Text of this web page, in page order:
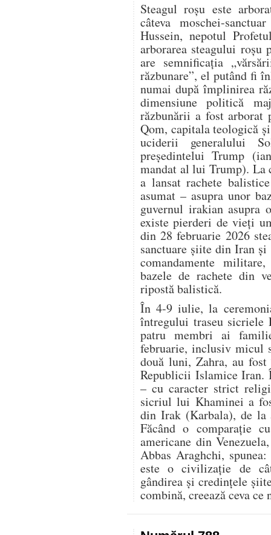
Steagul roșu este
câteva moschei-
Hussein, nepotul
arborarea steagului roșu
are semnificația
răzbunare”, el putând fi
numai după împlinirea
dimensiune politică
răzbunării a fost arborat
Qom, capitala teologică
uciderii generalului
președintelui Trump
mandat al lui Trump). La
a lansat rachete
asumat – asupra unor
guvernul irakian asupra
existe pierderi de vieți
din 28 februarie 2026
sanctuare șiite din Iran
comandamente
bazele de rachete din
ripostă balistică.
În 4-9 iulie, la
întregului traseu
patru membri ai
februarie, inclusiv micul
două luni, Zahra, au
Republicii Islamice Iran.
– cu caracter strict
sicriul lui Khaminei a
din Irak (Karbala), de
Făcând o comparație
americane din
Abbas Araghchi,
este o civilizație de
gândirea și credințele
combină, creează ceva